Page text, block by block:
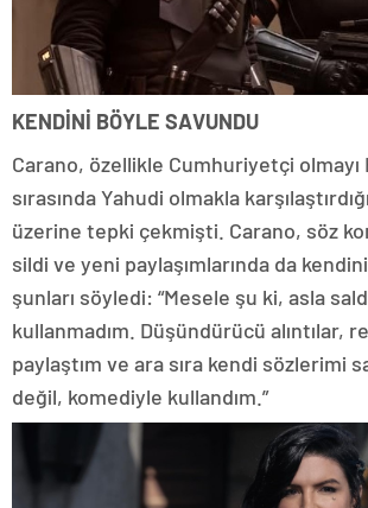
KENDİNİ BÖYLE SAVUNDU
Carano, özellikle Cumhuriyetçi olmayı
sırasında Yahudi olmakla
üzerine tepki çekmişti. Carano, söz
sildi ve yeni paylaşımlarında da
şunları söyledi: “Mesele şu ki, asla
kullanmadım. Düşündürücü alıntılar,
paylaştım ve ara sıra kendi sözlerimi
değil, komediyle kullandım.”